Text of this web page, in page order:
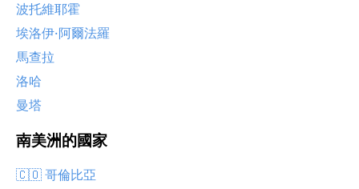
波托維耶霍
埃洛伊·阿爾法羅
馬查拉
洛哈
曼塔
南美洲的國家
🇨🇴 哥倫比亞